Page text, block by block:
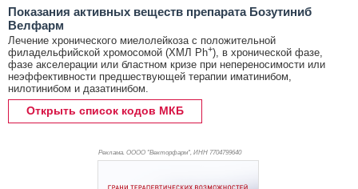
Показания активных веществ препарата Бозутиниб
Велфарм
Лечение хронического миелолейкоза с положительной
филадельфийской хромосомой (ХМЛ Ph+), в хронической фазе,
фазе акселерации или бластном кризе при непереносимости или
неэффективности предшествующей терапии иматинибом,
нилотинибом и дазатинибом.
Открыть список кодов МКБ
Реклама. ОООО "Векторфарм", ИНН 7704799640